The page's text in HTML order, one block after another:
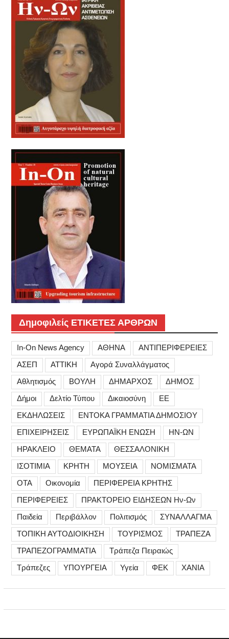
Δημοφιλείς ΕΤΙΚΕΤΕΣ ΑΡΘΡΩΝ
In-On News Agency ΑΘΗΝΑ
ΑΝΤΙΠΕΡΙΦΕΡΕΙΕΣ
ΑΣΕΠ
ΑΤΤΙΚΗ
Αγορά Συναλλάγματος
Αθλητισμός
ΒΟΥΛΗ ΔΗΜΑΡΧΟΣ
ΔΗΜΟΣ
Δήμοι
Δελτίο Τύπου Δικαιοσύνη
ΕΕ
ΕΚΔΗΛΩΣΕΙΣ
ΕΝΤΟΚΑ ΓΡΑΜΜΑΤΙΑ ΔΗΜΟΣΙΟΥ
ΕΠΙΧΕΙΡΗΣΕΙΣ
ΕΥΡΩΠΑΪΚΗ ΕΝΩΣΗ
ΗΝ-ΩΝ
ΗΡΑΚΛΕΙΟ
ΘΕΜΑΤΑ
ΘΕΣΣΑΛΟΝΙΚΗ
ΙΣΟΤΙΜΙΑ
ΚΡΗΤΗ ΜΟΥΣΕΙΑ
ΝΟΜΙΣΜΑΤΑ
ΟΤΑ
Οικονομία
ΠΕΡΙΦΕΡΕΙΑ ΚΡΗΤΗΣ
ΠΕΡΙΦΕΡΕΙΕΣ
ΠΡΑΚΤΟΡΕΙΟ ΕΙΔΗΣΕΩΝ Ην-Ων
Παιδεία
Περιβάλλον Πολιτισμός
ΣΥΝΑΛΛΑΓΜΑ
ΤΟΠΙΚΗ ΑΥΤΟΔΙΟΙΚΗΣΗ
ΤΟΥΡΙΣΜΟΣ
ΤΡΑΠΕΖΑ
ΤΡΑΠΕΖΟΓΡΑΜΜΑΤΙΑ
Τράπεζα Πειραιώς
Τράπεζες
ΥΠΟΥΡΓΕΙΑ Υγεία ΦΕΚ ΧΑΝΙΑ